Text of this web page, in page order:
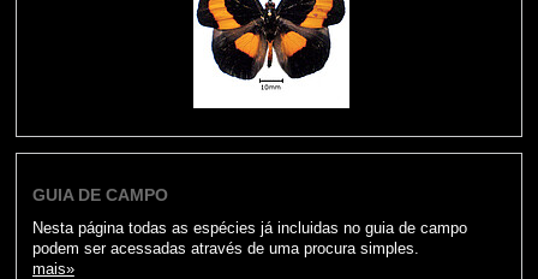
GUIA DE CAMPO
Nesta página todas as espécies já incluidas no guia de campo
podem ser acessadas através de uma procura simples.
mais»